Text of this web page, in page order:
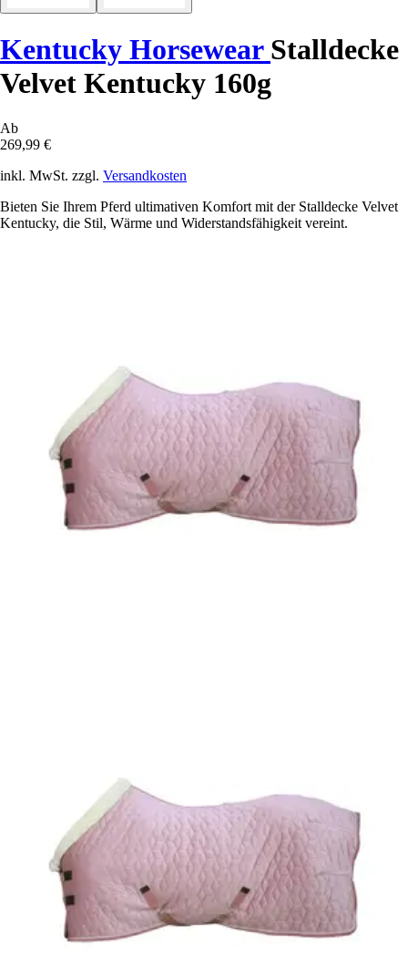
Kentucky Horsewear Stalldecke
Velvet Kentucky 160g
Ab
269,99 €
inkl. MwSt. zzgl. Versandkosten
Bieten Sie Ihrem Pferd ultimativen Komfort mit der Stalldecke Velvet
Kentucky, die Stil, Wärme und Widerstandsfähigkeit vereint.